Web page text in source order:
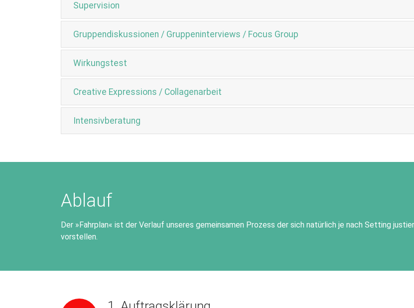
Supervision
Gruppendiskussionen / Gruppeninterviews / Focus Group
Wirkungstest
Creative Expressions / Collagenarbeit
Intensivberatung
Ablauf
Der »Fahrplan« ist der Verlauf unseres gemeinsamen Prozess der sich natürlich je nach Setting
vorstellen.